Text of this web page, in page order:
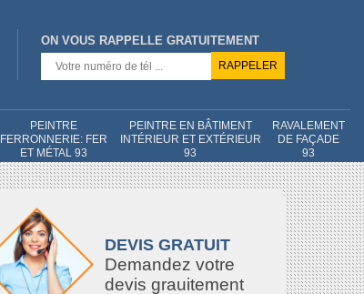
ON VOUS RAPPELLE GRATUITEMENT
PEINTRE
FERRONNERIE: FER
ET MÉTAL 93
PEINTRE EN BÂTIMENT
INTÉRIEUR ET EXTÉRIEUR
93
RAVALEMENT
DE FAÇADE
93
DEVIS GRATUIT
Demandez votre
devis grauitement